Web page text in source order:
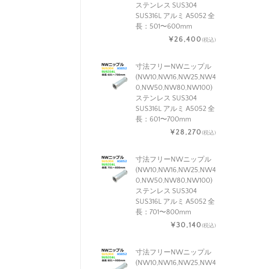
ステンレス SUS304
SUS316L アルミ A5052 全
長：501〜600mm
¥26,400(税込)
寸法フリーNWニップル
(NW10,NW16,NW25,NW4
0,NW50,NW80,NW100)
ステンレス SUS304
SUS316L アルミ A5052 全
長：601〜700mm
¥28,270(税込)
寸法フリーNWニップル
(NW10,NW16,NW25,NW4
0,NW50,NW80,NW100)
ステンレス SUS304
SUS316L アルミ A5052 全
長：701〜800mm
¥30,140(税込)
寸法フリーNWニップル
(NW10,NW16,NW25,NW4